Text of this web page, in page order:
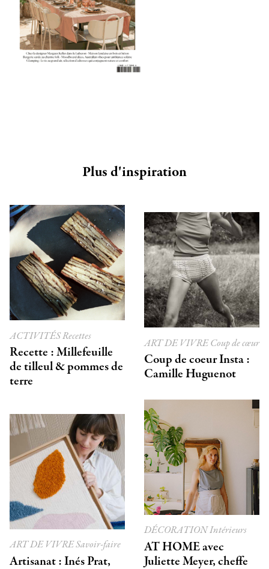
Plus d'inspiration
ACTIVITÉSRecettes
Recette : Millefeuille
de tilleul & pommes de
terre
ART DE VIVRECoup de cœur
Coup de coeur Insta :
Camille Huguenot
ART DE VIVRESavoir-faire
Artisanat : Inés Prat,
DÉCORATIONIntérieurs
AT HOME avec
Juliette Meyer, cheffe